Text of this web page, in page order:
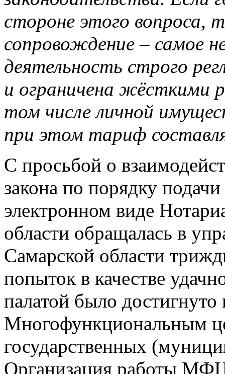
стороне этого вопроса,
сопровождение – самое
деятельность строго
и ограничена жёсткими
том числе личной
при этом тариф
С просьбой о
закона по порядку
электронном виде
области обращалась в
Самарской области
попыток в качестве
палатой было достигнуто
Многофункциональным
государственных
Организация работы